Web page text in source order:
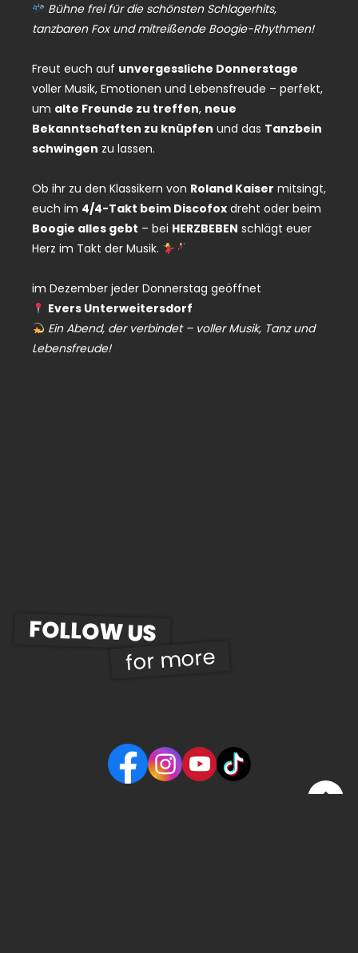
Bühne frei für die schönsten Schlagerhits,
tanzbaren Fox und mitreißende Boogie-Rhythmen!
Freut euch auf unvergessliche Donnerstage
voller Musik, Emotionen und Lebensfreude – perfekt,
um alte Freunde zu treffen, neue
Bekanntschaften zu knüpfen und das Tanzbein
schwingen zu lassen.
Ob ihr zu den Klassikern von Roland Kaiser mitsingt,
euch im 4/4-Takt beim Discofox dreht oder beim
Boogie alles gebt – bei HERZBEBEN schlägt euer
Herz im Takt der Musik.
im Dezember jeder Donnerstag geöffnet
Evers Unterweitersdorf
Ein Abend, der verbindet – voller Musik, Tanz und
Lebensfreude!
FOLLOW US
for more